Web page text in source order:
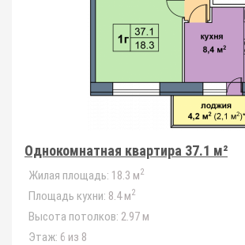
Однокомнатная квартира 37.1 м²
Жилая площадь: 18.3 м2
Площадь кухни: 8.4 м2
Высота потолков: 2.97 м
Этаж: 6 из 8